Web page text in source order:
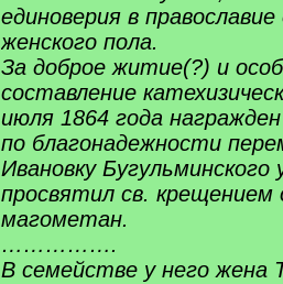
единоверия в
женского пола.
За доброе житие(?) и
составление
июля 1864 года
по благонадежности
Ивановку Бугульминского
просвятил св. крещением
магометан.
…………….
В семействе у него жена